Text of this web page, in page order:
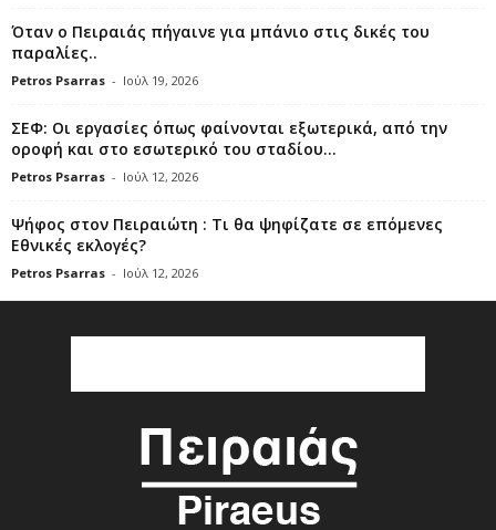
Όταν ο Πειραιάς πήγαινε για μπάνιο στις δικές του
παραλίες..
Petros Psarras - Ιούλ 19, 2026
ΣΕΦ: Οι εργασίες όπως φαίνονται εξωτερικά, από την
οροφή και στο εσωτερικό του σταδίου...
Petros Psarras - Ιούλ 12, 2026
Ψήφος στον Πειραιώτη : Τι θα ψηφίζατε σε επόμενες
Εθνικές εκλογές?
Petros Psarras - Ιούλ 12, 2026